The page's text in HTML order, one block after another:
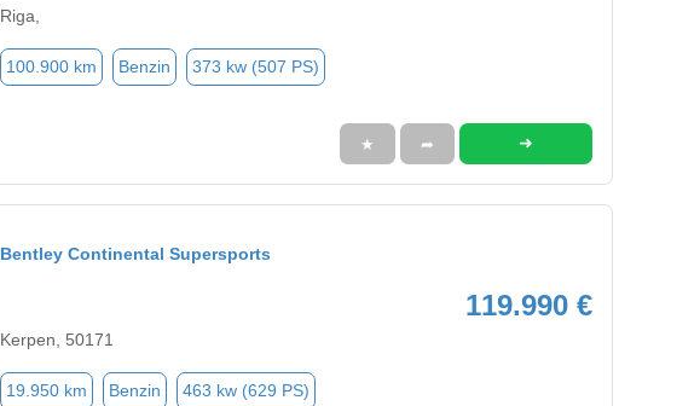
Riga,
100.900 km Benzin 373 kw (507 PS)
★ ➦ ➜
Bentley Continental Supersports
119.990 €
Kerpen, 50171
19.950 km Benzin 463 kw (629 PS)